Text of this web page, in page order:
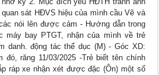
sát HĐVS hiệu của mình cầu Vẽ và
nói lên được cảm - Hướng dẫn trong
máy bay PTGT, nhận của mình về trẻ
danh. động tác thể dục (M) - Góc XD:
răng 11/03/2025 -Trẻ biết tên chính
ráp xe nhận xét được đặc (Ôn) một số